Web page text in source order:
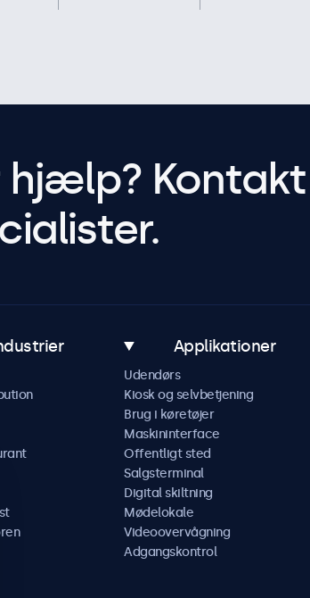
hjælp? Kontakt
Applikationer
Udendørs
Kiosk og selvbetjening
Brug i køretøjer
Maskininterface
Offentligt sted
Salgsterminal
Digital skiltning
Mødelokale
Videoovervågning
Adgangskontrol